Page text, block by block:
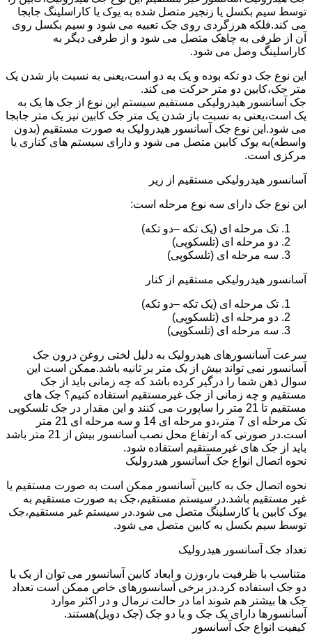
توسط سیم بکسل یا زنجیر متصل شده به یوک یا کاراسلینگ جابجا
می کند.فلکه هرزگردی روی جک تعبیه می شود و سیم بکسل روی
آن از طرفی به چاهک متصل می شود و از طرفی دیگر به
کاراسلینگ وصل می شود.
این نوع جک دو تکه بوده و یک به دو است،یعنی به نسبت باز شدن یک
متر جک،کابین دو متر حرکت می کند.
جک آسانسور هیدرولیکی مستقیم سیستم این نوع از جک ها یک به
یک است،یعنی به نسبت باز شدن یک متر جک کابین نیز یک متر جابجا
می شود.این نوع جک آسانسور هیدرولیک به صورت مستقیم (بدون
واسطه)به یوک کابین متصل می شود و دارای سیستم های کناری یا
مرکزی است.
آسانسور هیدرولیکی مستقیم از زیر
این نوع جک دارای سه نوع مرحله است:
تک مرحله ای (یک تکه –دو تکه)
دو مرحله ای (تلسکوپی)
سه مرحله ای (تلسکوپی)
آسانسور هیدرولیکی مستقیم از کنار
تک مرحله ای (یک تکه –دو تکه)
دو مرحله ای (تلسکوپی)
سه مرحله ای (تلسکوپی)
سرعت آسانسورهای هیدرولیک به دلیل لختی روغن درون جک
آسانسور نمی تواند بیش از یک متر بر ثانیه باشد.ممکن است این
سوال ذهن شما را درگیر کرده باشد که چه زمانی باید از جک
مستقیم و چه زمانی از جک غیرمستقیم استفاده کنیم؟ جک های
مستقیم تا 21 متر را ساپورت می کنند و این مقدار در جک تلسکوپی
تک مرحله ای 7 متر،دو مرحله ای 14 و سه مرحله ای 21 متر
است.در صورتی که ارتفاع محل نصب آسانسور بیش از 21 متر باشد
باید از جک های غیرمستقیم استفاده شود.
نحوه اتصال انواع جک آسانسور هیدرولیک
نحوه اتصال جک به کابین آسانسور ممکن است به صورت مستقیم یا
غیر مستقیم باشد.در سیستم مستقیم،جک به صورت مستقیم به
یوک کابین یا کارسلینگ متصل می شود.در سیستم غیر مستقیم،جک
توسط سیم بکسل به کابین متصل می شود.
تعداد جک آسانسور هیدرولیک
متناسب با ظرفیت بار،وزن و ابعاد کابین آسانسور می توان از یک یا
دو جک استفاده کرد.در برخی آسانسورهای خاص ممکن است تعداد
جک ها بیشتر هم شوند اما در حالت نرمال و در اکثر موارد
آسانسورها دارای یک جک و یا دو جک (جک دوبل)هستند.
کیفیت انواع جک آسانسور